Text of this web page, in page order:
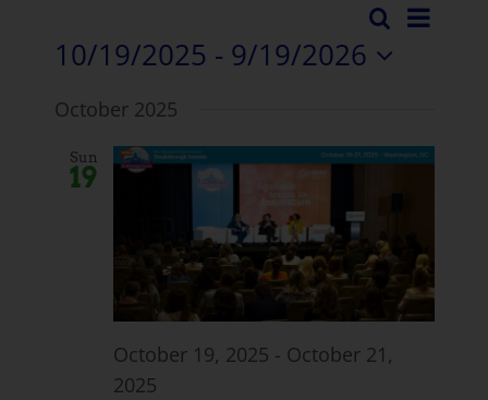
이
검
색
및
기
검
색
이
탐
목
10/19/2025 - 9/19/2026
짜
를
선
택
October 2025
Sun
19
October 19, 2025 - October 21,
2025